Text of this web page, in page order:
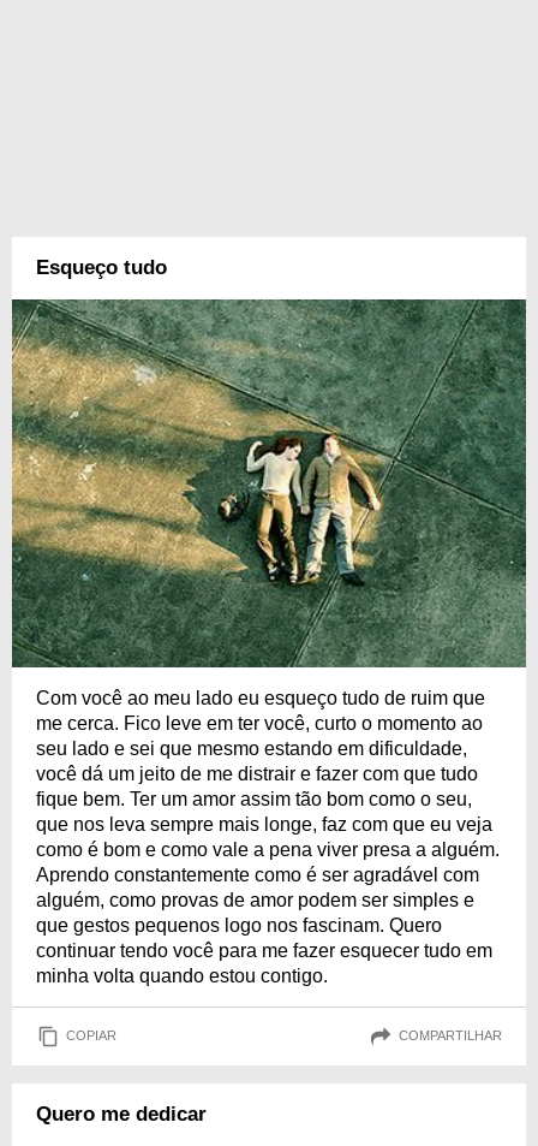
Esqueço tudo
Com você ao meu lado eu esqueço tudo de ruim que
me cerca. Fico leve em ter você, curto o momento ao
seu lado e sei que mesmo estando em dificuldade,
você dá um jeito de me distrair e fazer com que tudo
fique bem. Ter um amor assim tão bom como o seu,
que nos leva sempre mais longe, faz com que eu veja
como é bom e como vale a pena viver presa a alguém.
Aprendo constantemente como é ser agradável com
alguém, como provas de amor podem ser simples e
que gestos pequenos logo nos fascinam. Quero
continuar tendo você para me fazer esquecer tudo em
minha volta quando estou contigo.
COPIAR COMPARTILHAR
Quero me dedicar